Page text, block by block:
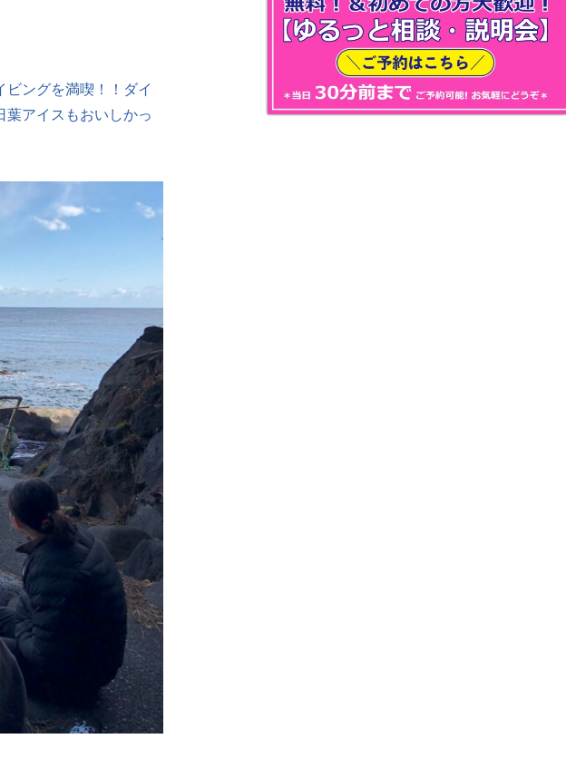
ングを満喫！！ダイ
アイスもおいしかっ